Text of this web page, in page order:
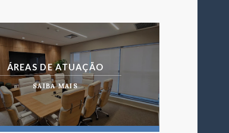
ÁREAS DE ATUAÇÃO
SAIBA MAIS